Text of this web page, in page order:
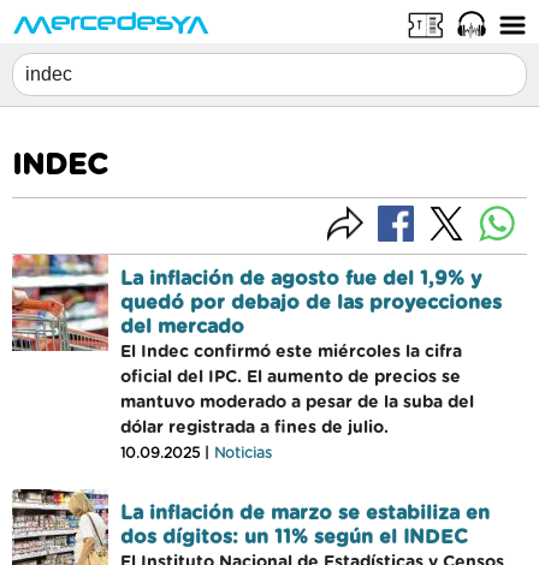
INDEC
La inflación de agosto fue del 1,9% y
quedó por debajo de las proyecciones
del mercado
El Indec confirmó este miércoles la cifra
oficial del IPC. El aumento de precios se
mantuvo moderado a pesar de la suba del
dólar registrada a fines de julio.
10.09.2025 | Noticias
La inflación de marzo se estabiliza en
dos dígitos: un 11% según el INDEC